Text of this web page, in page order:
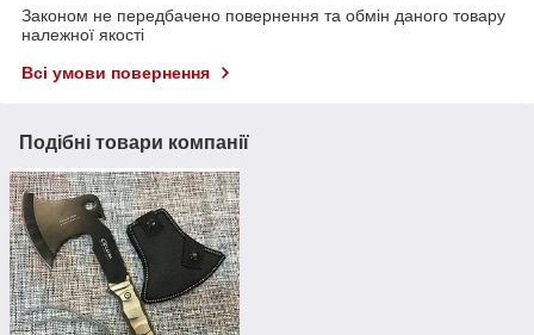
Законом не передбачено повернення та обмін даного товару
належної якості
Всі умови повернення
Подібні товари компанії